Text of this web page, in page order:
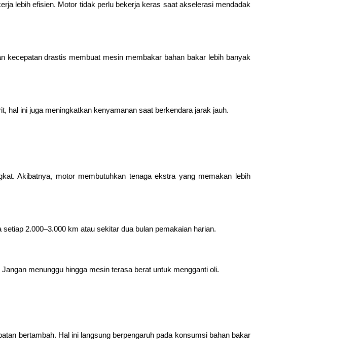
lebih efisien. Motor tidak perlu bekerja keras saat akselerasi mendadak
kecepatan drastis membuat mesin membakar bahan bakar lebih banyak
hal ini juga meningkatkan kenyamanan saat berkendara jarak jauh.
Akibatnya, motor membutuhkan tenaga ekstra yang memakan lebih
2.000–3.000 km atau sekitar dua bulan pemakaian harian.
menunggu hingga mesin terasa berat untuk mengganti oli.
bertambah. Hal ini langsung berpengaruh pada konsumsi bahan bakar